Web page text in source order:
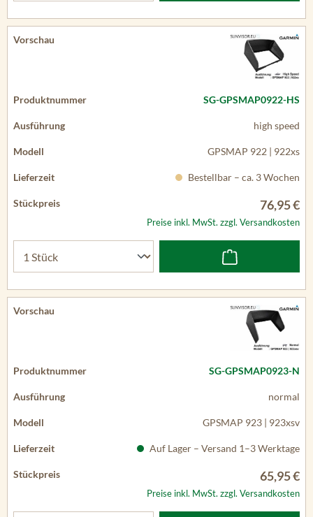
SG-GPSMAP0922-HS
high speed
GPSMAP 922 | 922xs
Bestellbar – ca. 3 Wochen
76,95 €
Preise inkl. MwSt. zzgl. Versandkosten
SG-GPSMAP0923-N
normal
GPSMAP 923 | 923xsv
Auf Lager – Versand 1–3 Werktage
65,95 €
Preise inkl. MwSt. zzgl. Versandkosten